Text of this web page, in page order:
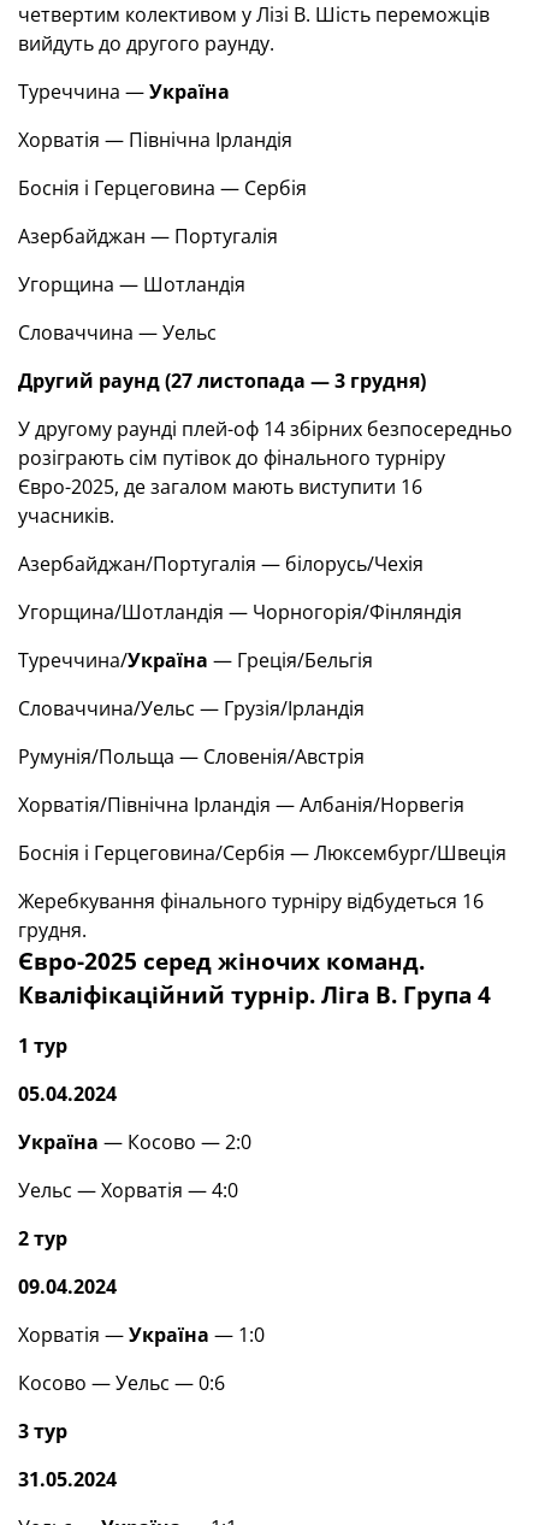
четвертим колективом у Лізі B. Шість переможців
вийдуть до другого раунду.
Туреччина —Україна
Хорватія — Північна Ірландія
Боснія і Герцеговина — Сербія
Азербайджан — Португалія
Угорщина — Шотландія
Словаччина — Уельс
Другий раунд (27 листопада — 3 грудня)
У другому раунді плей-оф 14 збірних безпосередньо
розіграють сім путівок до фінального турніру
Євро-2025, де загалом мають виступити 16
учасників.
Азербайджан/Португалія — білорусь/Чехія
Угорщина/Шотландія — Чорногорія/Фінляндія
Туреччина/Україна — Греція/Бельгія
Словаччина/Уельс — Грузія/Ірландія
Румунія/Польща — Словенія/Австрія
Хорватія/Північна Ірландія — Албанія/Норвегія
Боснія і Герцеговина/Сербія — Люксембург/Швеція
Жеребкування фінального турніру відбудеться 16
грудня.
Євро-2025 серед жіночих команд.
Кваліфікаційний турнір. Ліга В. Група 4
1 тур
05.04.2024
Україна — Косово — 2:0
Уельс — Хорватія — 4:0
2 тур
09.04.2024
Хорватія —Україна — 1:0
Косово — Уельс — 0:6
3 тур
31.05.2024